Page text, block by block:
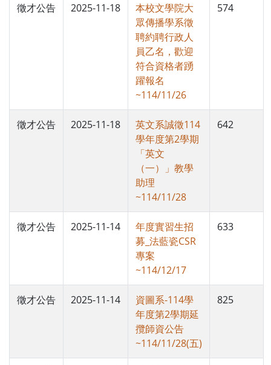
徵才公告 2025-11-18
本校文學院大
眾傳播學系徵
聘約聘行政人
員乙名，歡迎
符合資格者踴
躍報名
~114/11/26
574
徵才公告 2025-11-18
英文系誠徵114
學年度第2學期
「英文
（一）」教學
助理
~114/11/28
642
徵才公告 2025-11-14
年度實習生招
募_法藍瓷CSR
專案
~114/12/17
633
徵才公告 2025-11-14
資圖系-114學
年度第2學期延
攬師資公告
~114/11/28(五)
825